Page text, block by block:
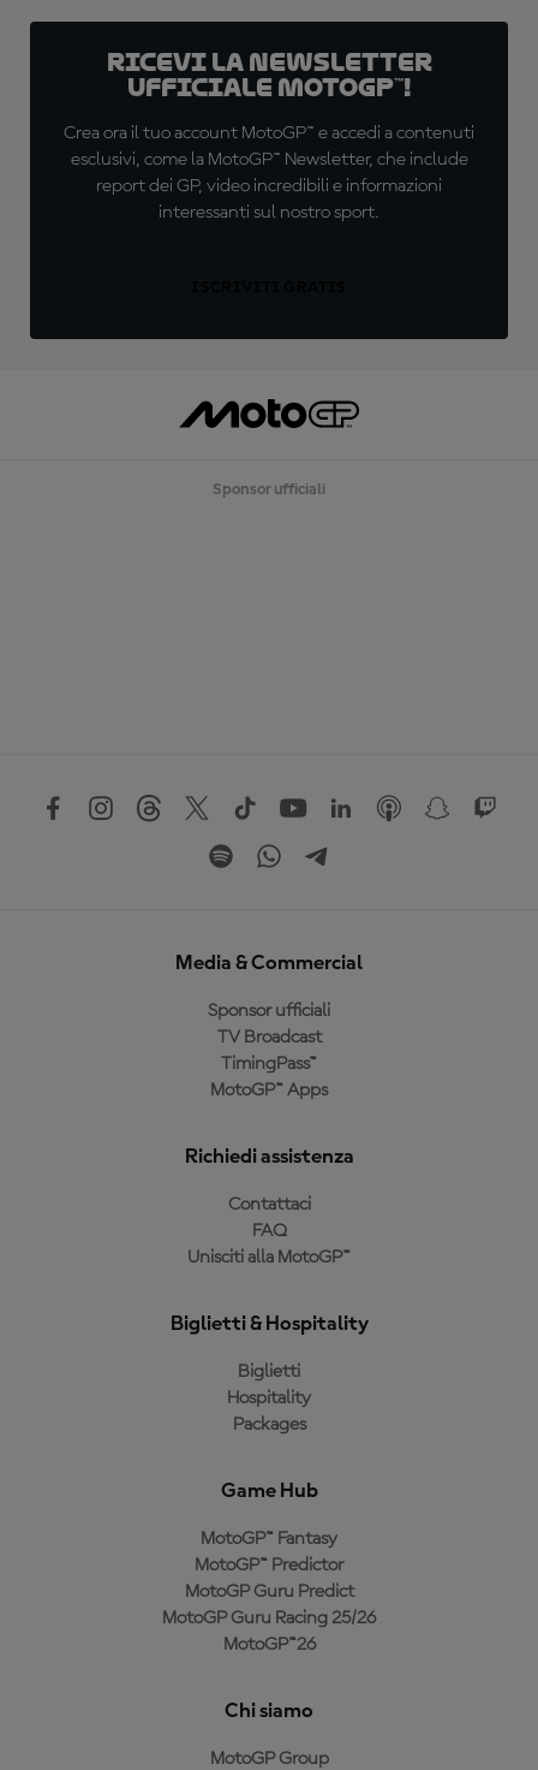
Ricevi la newsletter
ufficiale MotoGP™!
Crea ora il tuo account MotoGP™ e accedi a contenuti
esclusivi, come la MotoGP™ Newsletter, che include
report dei GP, video incredibili e informazioni
interessanti sul nostro sport.
Sponsor ufficiali
Media & Commercial
Sponsor ufficiali
TV Broadcast
TimingPass™
MotoGP™ Apps
Richiedi assistenza
Contattaci
FAQ
Unisciti alla MotoGP™
Biglietti & Hospitality
Biglietti
Hospitality
Packages
Game Hub
MotoGP™ Fantasy
MotoGP™ Predictor
MotoGP Guru Predict
MotoGP Guru Racing 25/26
MotoGP™26
Chi siamo
MotoGP Group